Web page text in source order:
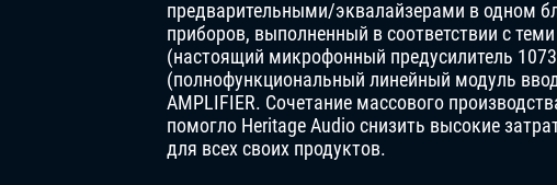
предварительными/эквалайзерами в одном
приборов, выполненный в соответствии с
(настоящий микрофонный предусилитель
(полнофункциональный линейный модуль
AMPLIFIER. Сочетание массового
помогло Heritage Audio снизить высокие
для всех своих продуктов.